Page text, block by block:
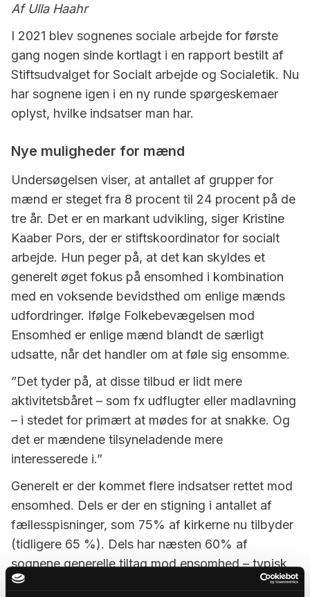
Af Ulla Haahr
I 2021 blev sognenes sociale arbejde for første
gang nogen sinde kortlagt i en rapport bestilt af
Stiftsudvalget for Socialt arbejde og Socialetik. Nu
har sognene igen i en ny runde spørgeskemaer
oplyst, hvilke indsatser man har.
Nye muligheder for mænd
Undersøgelsen viser, at antallet af grupper for
mænd er steget fra 8 procent til 24 procent på de
tre år. Det er en markant udvikling, siger Kristine
Kaaber Pors, der er stiftskoordinator for socialt
arbejde. Hun peger på, at det kan skyldes et
generelt øget fokus på ensomhed i kombination
med en voksende bevidsthed om enlige mænds
udfordringer. Ifølge Folkebevægelsen mod
Ensomhed er enlige mænd blandt de særligt
udsatte, når det handler om at føle sig ensomme.
”Det tyder på, at disse tilbud er lidt mere
aktivitetsbåret – som fx udflugter eller madlavning
– i stedet for primært at mødes for at snakke. Og
det er mændene tilsyneladende mere
interesserede i.”
Generelt er der kommet flere indsatser rettet mod
ensomhed. Dels er der en stigning i antallet af
fællesspisninger, som 75% af kirkerne nu tilbyder
(tidligere 65 %). Dels har næsten 60% af
sognene generelle tiltag mod ensomhed – typisk
besøgstjenester og samtaletilbud – mod blot 25%